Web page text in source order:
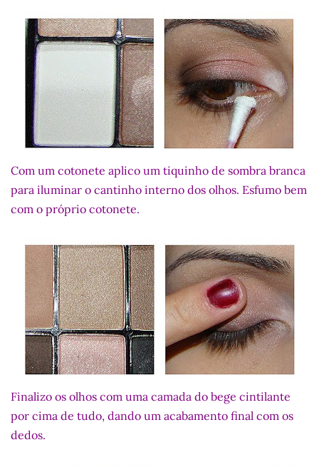
Com um cotonete aplico um tiquinho de sombra branca
para iluminar o cantinho interno dos olhos. Esfumo bem
com o próprio cotonete.
Finalizo os olhos com uma camada do bege cintilante
por cima de tudo, dando um acabamento final com os
dedos.